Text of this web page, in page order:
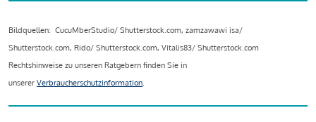
Bildquellen: CucuMberStudio/ Shutterstock.com, zamzawawi isa/
Shutterstock.com, Rido/ Shutterstock.com, Vitalis83/ Shutterstock.com
Rechtshinweise zu unseren Ratgebern finden Sie in
unserer Verbraucherschutzinformation.